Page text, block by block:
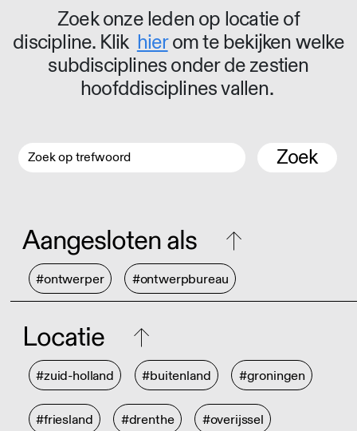
Zoek onze leden op locatie of
discipline. Klik hierom te bekijken welke
subdisciplines onder de zestien
hoofddisciplines vallen.
Zoek
Aangesloten als
#ontwerper #ontwerpbureau
Locatie
#zuid-holland #buitenland #groningen
#friesland #drenthe #overijssel